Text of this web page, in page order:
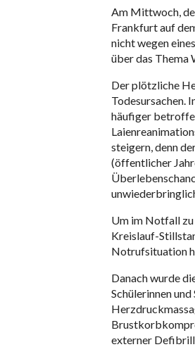
Am Mittwoch,
Frankfurt auf
nicht wegen
über das Thema
Der plötzliche
Todesursachen.
häufiger
steigern, denn
(öffentlicher
Um im Notfall zu
Kreislauf-
Notrufsituation
Danach wurde
Schülerinnen
externer